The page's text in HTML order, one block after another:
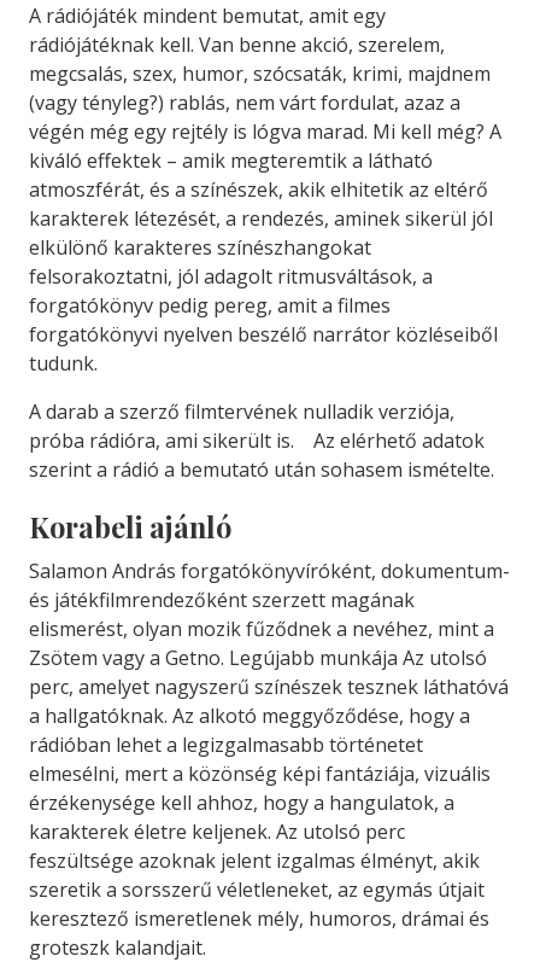
A rádiójáték mindent bemutat, amit egy
rádiójátéknak kell. Van benne akció, szerelem,
megcsalás, szex, humor, szócsaták, krimi, majdnem
(vagy tényleg?) rablás, nem várt fordulat, azaz a
végén még egy rejtély is lógva marad. Mi kell még? A
kiváló effektek – amik megteremtik a látható
atmoszférát, és a színészek, akik elhitetik az eltérő
karakterek létezését, a rendezés, aminek sikerül jól
elkülönő karakteres színészhangokat
felsorakoztatni, jól adagolt ritmusváltások, a
forgatókönyv pedig pereg, amit a filmes
forgatókönyvi nyelven beszélő narrátor közléseiből
tudunk.
A darab a szerző filmtervének nulladik verziója,
próba rádióra, ami sikerült is. Az elérhető adatok
szerint a rádió a bemutató után sohasem ismételte.
Korabeli ajánló
Salamon András forgatókönyvíróként, dokumentum-
és játékfilmrendezőként szerzett magának
elismerést, olyan mozik fűződnek a nevéhez, mint a
Zsötem vagy a Getno. Legújabb munkája Az utolsó
perc, amelyet nagyszerű színészek tesznek láthatóvá
a hallgatóknak. Az alkotó meggyőződése, hogy a
rádióban lehet a legizgalmasabb történetet
elmesélni, mert a közönség képi fantáziája, vizuális
érzékenysége kell ahhoz, hogy a hangulatok, a
karakterek életre keljenek. Az utolsó perc
feszültsége azoknak jelent izgalmas élményt, akik
szeretik a sorsszerű véletleneket, az egymás útjait
keresztező ismeretlenek mély, humoros, drámai és
groteszk kalandjait.